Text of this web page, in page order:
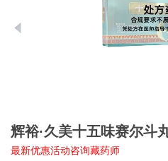
辉裕·久美十五味赛尔斗
最新优惠活动咨询藏药师